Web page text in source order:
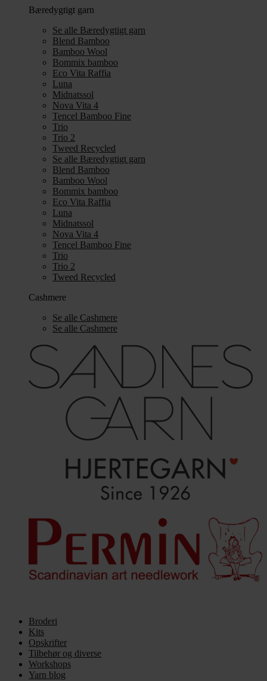
Bæredygtigt garn
Se alle Bæredygtigt garn
Blend Bamboo
Bamboo Wool
Bommix bamboo
Eco Vita Raffia
Luna
Midnatssol
Nova Vita 4
Tencel Bamboo Fine
Trio
Trio 2
Tweed Recycled
Se alle Bæredygtigt garn
Blend Bamboo
Bamboo Wool
Bommix bamboo
Eco Vita Raffia
Luna
Midnatssol
Nova Vita 4
Tencel Bamboo Fine
Trio
Trio 2
Tweed Recycled
Cashmere
Se alle Cashmere
Se alle Cashmere
Broderi
Kits
Opskrifter
Tilbehør og diverse
Workshops
Yarn blog